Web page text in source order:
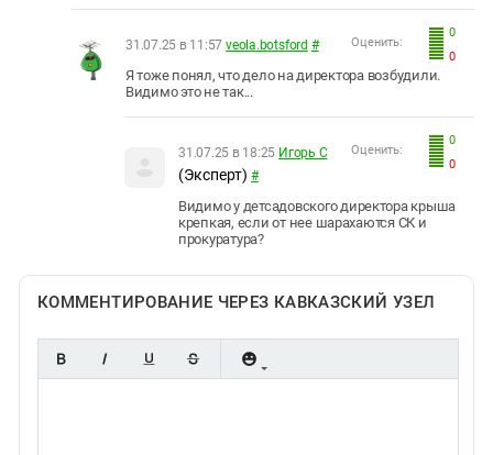
0
0
Оценить:
31.07.25 в 11:57 veola.botsford #
Я тоже понял, что дело на директора возбудили.
Видимо это не так...
0
0
Оценить:
31.07.25 в 18:25 Игорь С
(Эксперт) #
Видимо у детсадовского директора крыша
крепкая, если от нее шарахаются СК и
прокуратура?
КОММЕНТИРОВАНИЕ ЧЕРЕЗ КАВКАЗСКИЙ УЗЕЛ